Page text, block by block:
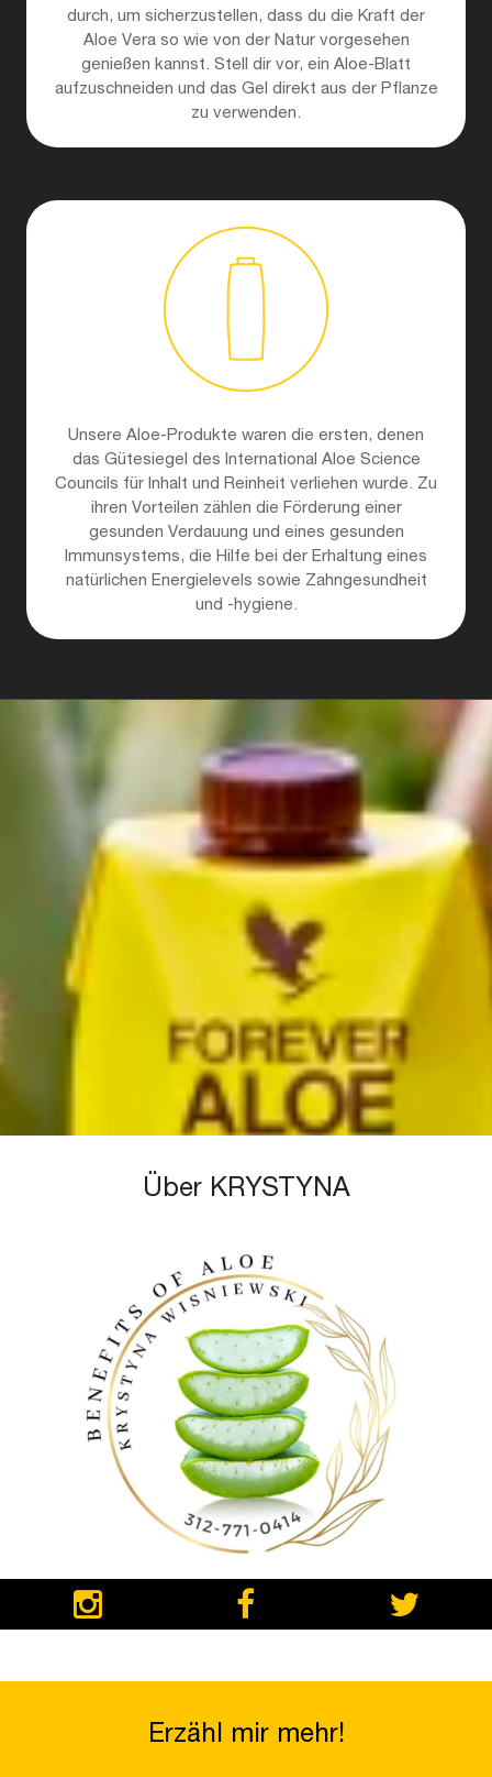
durch, um sicherzustellen, dass du die Kraft der
Aloe Vera so wie von der Natur vorgesehen
genießen kannst. Stell dir vor, ein Aloe-Blatt
aufzuschneiden und das Gel direkt aus der Pflanze
zu verwenden.
Unsere Aloe-Produkte waren die ersten, denen
das Gütesiegel des International Aloe Science
Councils für Inhalt und Reinheit verliehen wurde. Zu
ihren Vorteilen zählen die Förderung einer
gesunden Verdauung und eines gesunden
Immunsystems, die Hilfe bei der Erhaltung eines
natürlichen Energielevels sowie Zahngesundheit
und -hygiene.
Über KRYSTYNA
Erzähl mir mehr!